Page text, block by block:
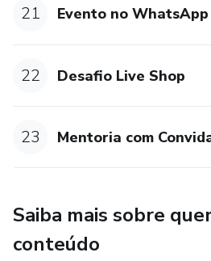
21 Evento no WhatsApp
22 Desafio Live Shop
23 Mentoria com
Saiba mais sobre
conteúdo